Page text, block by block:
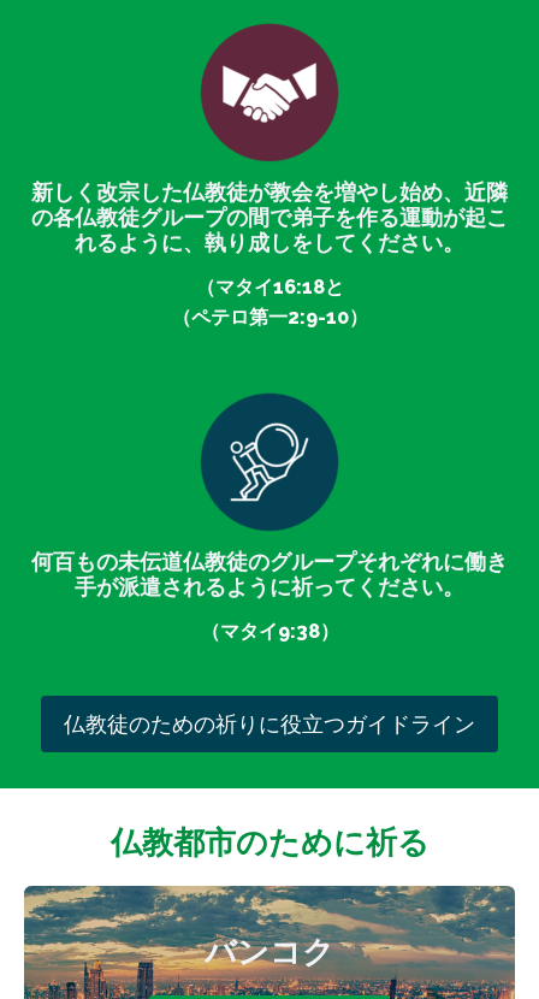
新しく改宗した仏教徒が教会を増やし始め、近隣
の各仏教徒グループの間で弟子を作る運動が起こ
れるように、執り成しをしてください。
（マタイ16:18と
（ペテロ第一2:9-10）
何百もの未伝道仏教徒のグループそれぞれに働き
手が派遣されるように祈ってください。
（マタイ9:38）
仏教徒のための祈りに役立つガイドライン
仏教都市のために祈る
バンコク